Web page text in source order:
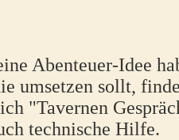
Abenteuer-Idee
umsetzen sollt,
"Tavernen
technische Hilfe.